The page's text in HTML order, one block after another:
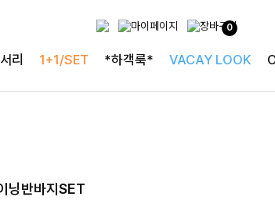
0
리 1+1/SET *하객룩* VACAY LOOK
닝반바지SET